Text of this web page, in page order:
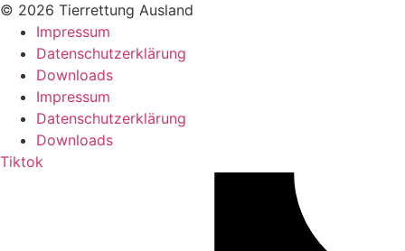
© 2026 Tierrettung Ausland
Impressum
Datenschutzerklärung
Downloads
Impressum
Datenschutzerklärung
Downloads
Tiktok